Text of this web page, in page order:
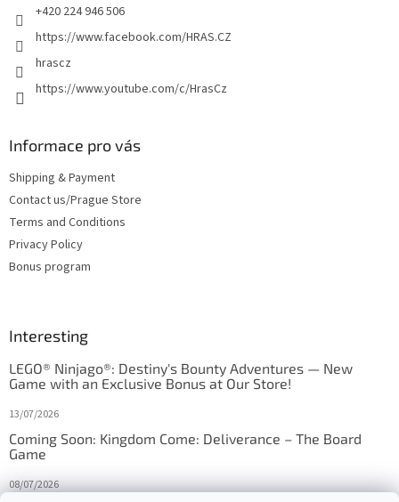
+420 224 946 506
https://www.facebook.com/HRAS.CZ
hrascz
https://www.youtube.com/c/HrasCz
Informace pro vás
Shipping & Payment
Contact us/Prague Store
Terms and Conditions
Privacy Policy
Bonus program
Interesting
LEGO® Ninjago®: Destiny's Bounty Adventures — New
Game with an Exclusive Bonus at Our Store!
13/07/2026
Coming Soon: Kingdom Come: Deliverance – The Board
Game
08/07/2026